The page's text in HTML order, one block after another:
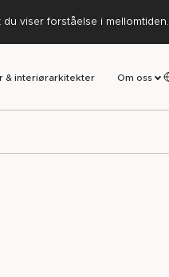
viser forståelse i mellomtiden.
& interiørarkitekter Om oss